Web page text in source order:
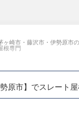
ヶ崎市・藤沢市・伊勢原市
根専門
勢原市】でスレート